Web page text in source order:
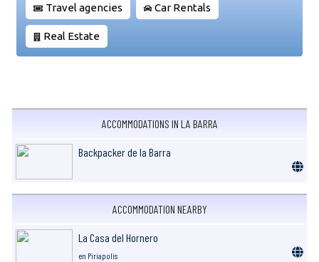
Travel agencies Car Rentals
Real Estate
ACCOMMODATIONS IN LA BARRA
Backpacker de la Barra
ACCOMMODATION NEARBY
La Casa del Hornero
en Piriapolis